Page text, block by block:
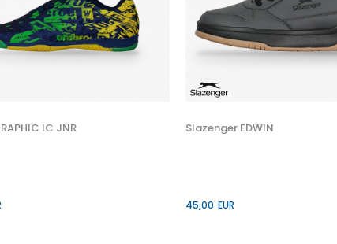
IC JNR Slazenger EDWIN
45,00 EUR